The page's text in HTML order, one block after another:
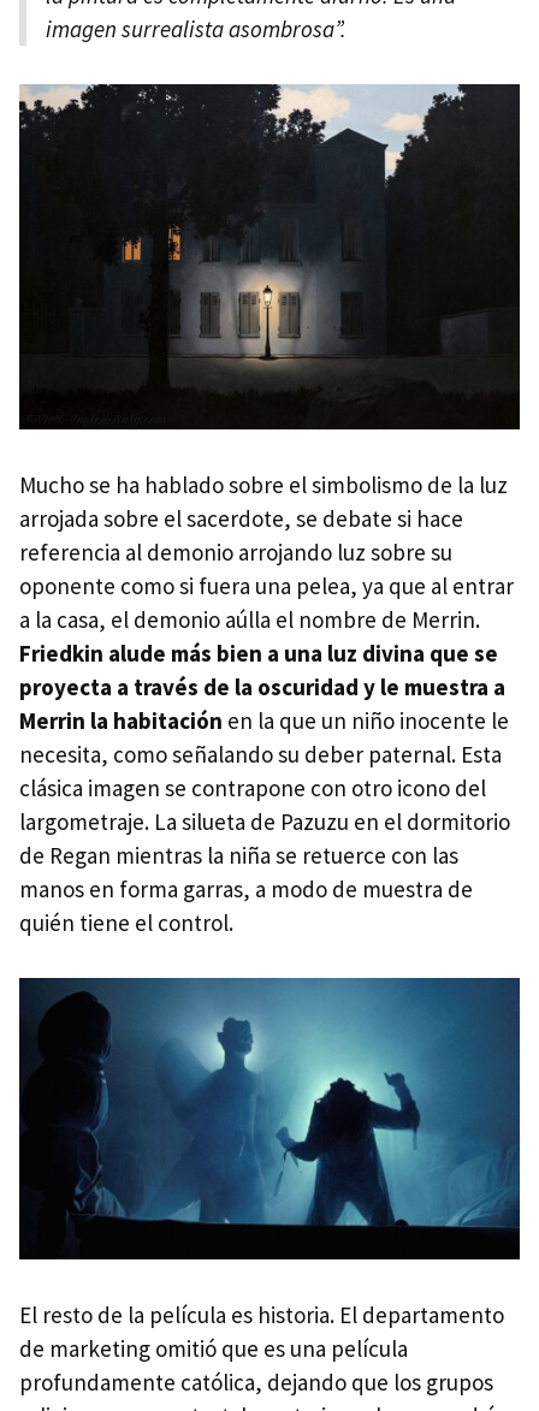
imagen surrealista asombrosa”.
Mucho se ha hablado sobre el simbolismo de la luz
arrojada sobre el sacerdote, se debate si hace
referencia al demonio arrojando luz sobre su
oponente como si fuera una pelea, ya que al entrar
a la casa, el demonio aúlla el nombre de Merrin.
Friedkin alude más bien a una luz divina que se
proyecta a través de la oscuridad y le muestra a
Merrin la habitación en la que un niño inocente le
necesita, como señalando su deber paternal. Esta
clásica imagen se contrapone con otro icono del
largometraje. La silueta de Pazuzu en el dormitorio
de Regan mientras la niña se retuerce con las
manos en forma garras, a modo de muestra de
quién tiene el control.
El resto de la película es historia. El departamento
de marketing omitió que es una película
profundamente católica, dejando que los grupos